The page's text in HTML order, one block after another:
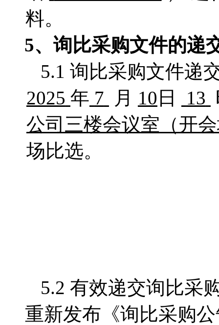
料。
5、询比采购文件的递
5.1 询比采购文件递
2025 年 7 月 10 日 13
公司三楼会议室 （开
场比选。
5.2 有效递交询比采
重新发布《询比采购